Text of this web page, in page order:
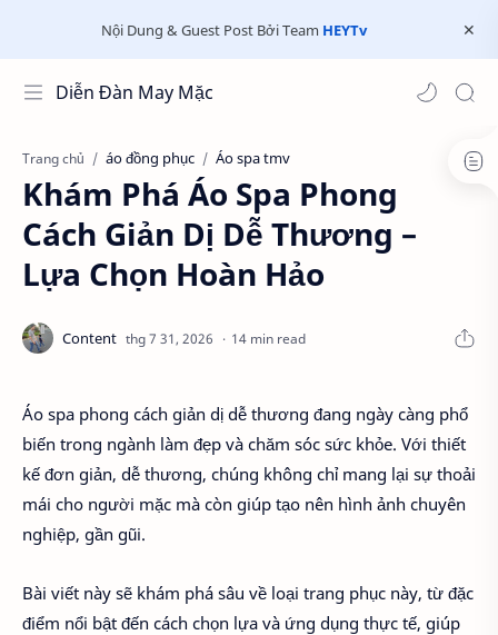
Nội Dung & Guest Post Bởi Team HEYTv
Diễn Đàn May Mặc
Trang chủ áo đồng phục Áo spa tmv
Khám Phá Áo Spa Phong
Cách Giản Dị Dễ Thương –
Lựa Chọn Hoàn Hảo
14 min read
Áo spa phong cách giản dị dễ thương đang ngày càng phổ
biến trong ngành làm đẹp và chăm sóc sức khỏe. Với thiết
kế đơn giản, dễ thương, chúng không chỉ mang lại sự thoải
mái cho người mặc mà còn giúp tạo nên hình ảnh chuyên
nghiệp, gần gũi.
Bài viết này sẽ khám phá sâu về loại trang phục này, từ đặc
điểm nổi bật đến cách chọn lựa và ứng dụng thực tế, giúp